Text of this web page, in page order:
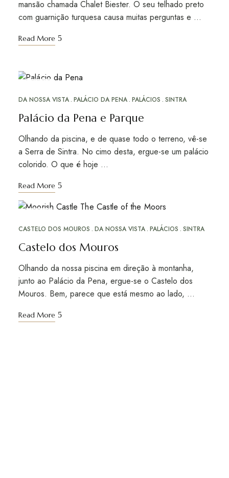
mansão chamada Chalet Biester. O seu telhado preto
com guarnição turquesa causa muitas perguntas e …
Read More
19
DA NOSSA VISTA PALÁCIO DA PENA PALÁCIOS SINTRA
Palácio da Pena e Parque
Olhando da piscina, e de quase todo o terreno, vê-se
a Serra de Sintra. No cimo desta, ergue-se um palácio
colorido. O que é hoje …
Read More
19
CASTELO DOS MOUROS DA NOSSA VISTA PALÁCIOS SINTRA
Castelo dos Mouros
Olhando da nossa piscina em direção à montanha,
junto ao Palácio da Pena, ergue-se o Castelo dos
Mouros. Bem, parece que está mesmo ao lado, …
Read More